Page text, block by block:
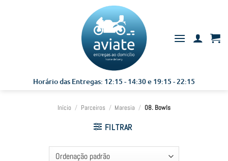
Horário das Entregas: 12:15 - 14:30 e 19:15 - 22:15
Início / Parceiros / Maresia / 08. Bowls
FILTRAR